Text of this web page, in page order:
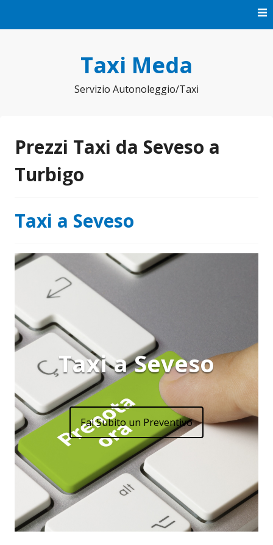
Taxi Meda
Servizio Autonoleggio/Taxi
Prezzi Taxi da Seveso a
Turbigo
Taxi a Seveso
Taxi a Seveso
Fai Subito un Preventivo